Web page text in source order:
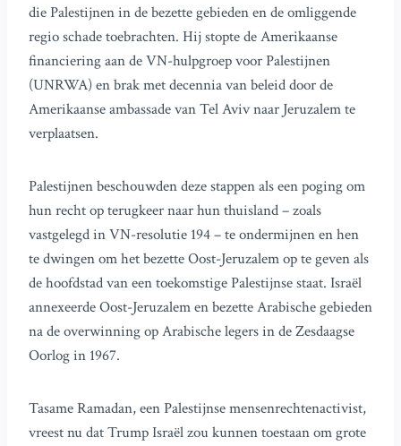
die Palestijnen in de bezette gebieden en de omliggende
regio schade toebrachten. Hij stopte de Amerikaanse
financiering aan de VN-hulpgroep voor Palestijnen
(UNRWA) en brak met decennia van beleid door de
Amerikaanse ambassade van Tel Aviv naar Jeruzalem te
verplaatsen.
Palestijnen beschouwden deze stappen als een poging om
hun recht op terugkeer naar hun thuisland – zoals
vastgelegd in VN-resolutie 194 – te ondermijnen en hen
te dwingen om het bezette Oost-Jeruzalem op te geven als
de hoofdstad van een toekomstige Palestijnse staat. Israël
annexeerde Oost-Jeruzalem en bezette Arabische gebieden
na de overwinning op Arabische legers in de Zesdaagse
Oorlog in 1967.
Tasame Ramadan, een Palestijnse mensenrechtenactivist,
vreest nu dat Trump Israël zou kunnen toestaan om grote